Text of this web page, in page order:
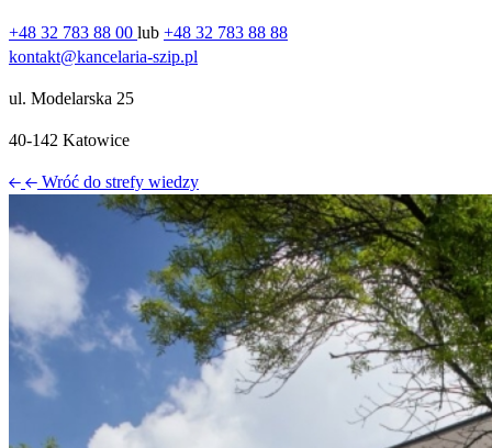
+48 32 783 88 00 lub +48 32 783 88 88
kontakt@kancelaria-szip.pl
ul. Modelarska 25
40‑142 Katowice
Wróć do strefy wiedzy